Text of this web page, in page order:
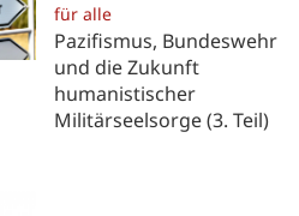
für alle
Pazifismus, Bundeswehr
und die Zukunft
humanistischer
Militärseelsorge (3. Teil)